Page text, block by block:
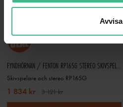
Avvisa
FYNDHÖRNAN / FENTON RP165G STEREO SKIVSPELARE MED BLUETOOTH OCH HÖGTALARE - ALU / SILVER
Skivspelare och stereo RP165G
1 834 kr 3 121 kr